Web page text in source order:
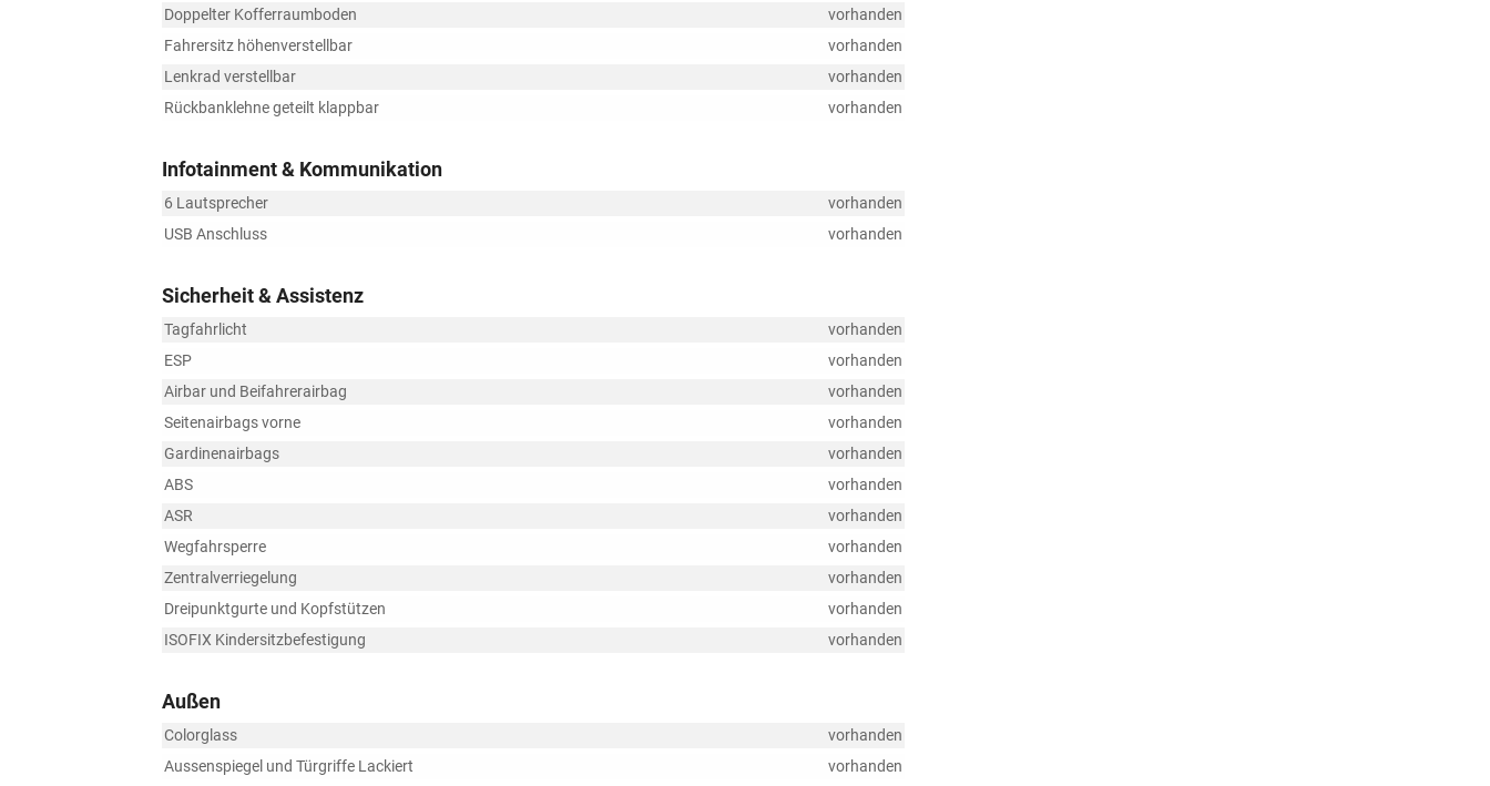
Doppelter Kofferraumboden
vorhanden
Fahrersitz höhenverstellbar
vorhanden
Lenkrad verstellbar
vorhanden
Rückbanklehne geteilt klappbar
vorhanden
Infotainment & Kommunikation
6 Lautsprecher
vorhanden
USB Anschluss
vorhanden
Sicherheit & Assistenz
Tagfahrlicht
vorhanden
ESP
vorhanden
Airbar und Beifahrerairbag
vorhanden
Seitenairbags vorne
vorhanden
Gardinenairbags
vorhanden
ABS
vorhanden
ASR
vorhanden
Wegfahrsperre
vorhanden
Zentralverriegelung
vorhanden
Dreipunktgurte und Kopfstützen
vorhanden
ISOFIX Kindersitzbefestigung
vorhanden
Außen
Colorglass
vorhanden
Aussenspiegel und Türgriffe Lackiert
vorhanden